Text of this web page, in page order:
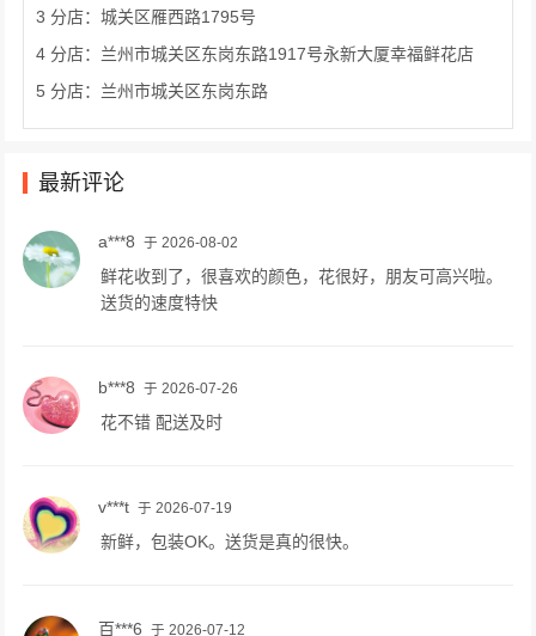
3 分店：城关区雁西路1795号
4 分店：兰州市城关区东岗东路1917号永新大厦幸福鲜花店
5 分店：兰州市城关区东岗东路
最新评论
a***8 于 2026-08-02
鲜花收到了，很喜欢的颜色，花很好，朋友可高兴啦。
送货的速度特快
b***8 于 2026-07-26
花不错 配送及时
v***t 于 2026-07-19
新鲜，包装OK。送货是真的很快。
百***6 于 2026-07-12